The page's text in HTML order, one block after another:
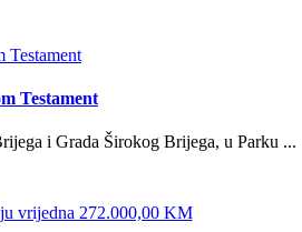
Testament
i Grada Širokog Brijega, u Parku ...